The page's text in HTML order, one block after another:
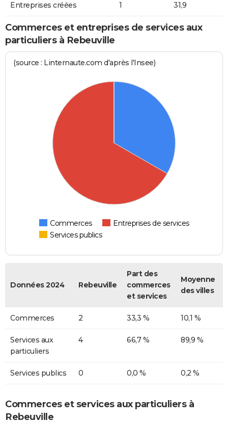
Entreprises créées 1 31,9
Commerces et entreprises de services aux
particuliers à Rebeuville
(source : Linternaute.com d'après l'Insee)
Commerces
Entreprises de services
Services publics
Données 2024 Rebeuville
Part des
commerces
et services
Moyenne
des villes
Commerces 2 33,3 % 10,1 %
Services aux
particuliers
4 66,7 % 89,9 %
Services publics 0 0,0 % 0,2 %
Commerces et services aux particuliers à
Rebeuville